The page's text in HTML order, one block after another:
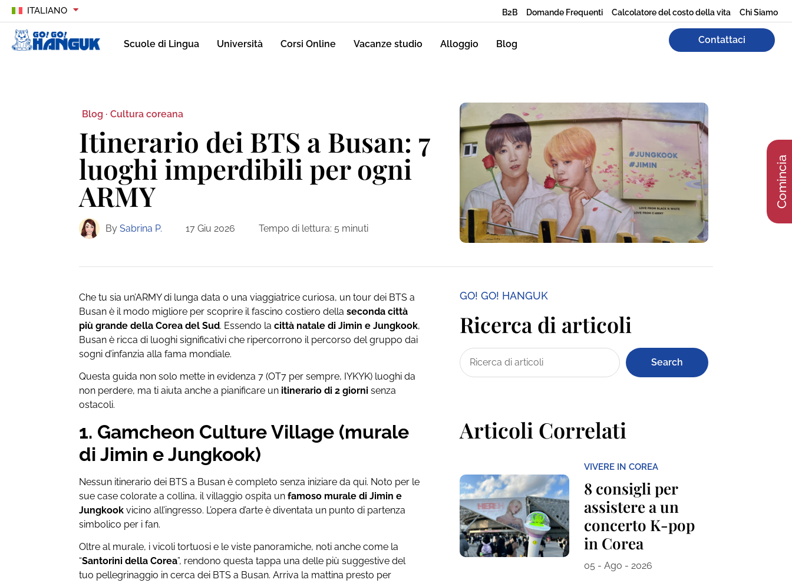
ITALIANO B2B Domande Frequenti Calcolatore del costo della vita Chi Siamo
Scuole di Lingua Università Corsi Online Vacanze studio Alloggio Blog Contattaci
Comincia
Blog · Cultura coreana
Itinerario dei BTS a Busan: 7
luoghi imperdibili per ogni
ARMY
By Sabrina P. 17 Giu 2026 Tempo di lettura: 5 minuti
Che tu sia un’ARMY di lunga data o una viaggiatrice curiosa, un tour dei BTS a
Busan è il modo migliore per scoprire il fascino costiero dellaseconda città
più grande della Corea del Sud. Essendo lacittà natale di Jimin e Jungkook,
Busan è ricca di luoghi significativi che ripercorrono il percorso del gruppo dai
sogni d’infanzia alla fama mondiale.
Questa guida non solo mette in evidenza 7 (OT7 per sempre, IYKYK) luoghi da
non perdere, ma ti aiuta anche a pianificare un itinerario di 2 giorni senza
ostacoli.
1. Gamcheon Culture Village (murale
di Jimin e Jungkook)
Nessun itinerario dei BTS a Busan è completo senza iniziare da qui. Noto per le
sue case colorate a collina, il villaggio ospita unfamoso murale di Jimin e
Jungkook vicino all’ingresso. L’opera d’arte è diventata un punto di partenza
simbolico per i fan.
Oltre al murale, i vicoli tortuosi e le viste panoramiche, noti anche come la
“Santorini della Corea”, rendono questa tappa una delle più suggestive del
tuo pellegrinaggio in cerca dei BTS a Busan. Arriva la mattina presto per
GO! GO! HANGUK
Ricerca di articoli
Search
Articoli Correlati
VIVERE IN COREA
8 consigli per
assistere a un
concerto K-pop
in Corea
05 - Ago - 2026